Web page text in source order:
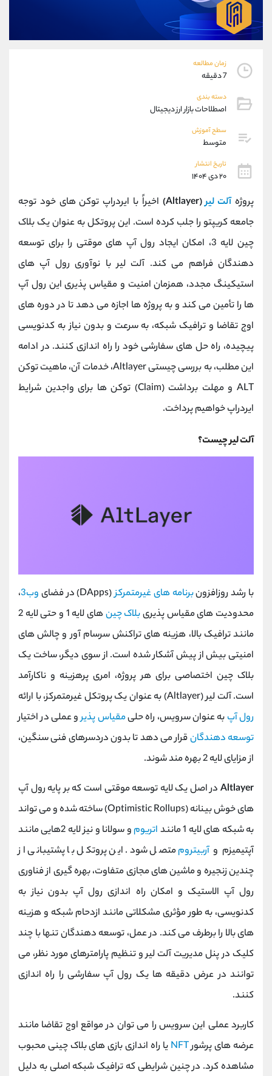
زمان مطالعه
7 دقیقه
دسته بندی
اصطلاحات بازار ارز دیجیتال
سطح آموزش
متوسط
تاریخ انتشار
۲۰ دی ۱۴۰۴
پروژهآلت ‌لیر(Altlayer)
اخیراً با ایردراپ توکن‌ های خود توجه
جامعه کریپتو را جلب کرده است. این پروتکل به عنوان یک بلاک
چین لایه‌ 3، امکان ایجاد رول‌ آپ‌ های موقتی را برای توسعه‌
دهندگان فراهم می‌ کند. آلت ‌لیر با نوآوری رول‌ آپ‌ های
استیکینگ مجدد، همزمان امنیت و مقیاس‌ پذیری این رول ‌آپ‌
ها را تأمین می‌ کند و به پروژه‌ ها اجازه می‌ دهد تا در دوره ‌های
اوج تقاضا و ترافیک شبکه، به سرعت و بدون نیاز به کدنویسی
پیچیده، راه‌ حل ‌های سفارشی خود را راه ‌اندازی کنند. در ادامه
این مطلب، به بررسی چیستی Altlayer، خدمات آن، ماهیت توکن
ALT و مهلت برداشت (Claim) توکن‌ ها برای واجدین شرایط
ایردراپ خواهیم پرداخت.
آلت لیر چیست؟
با رشد روزافزونبرنامه ‌های غیرمتمرکز(DApps) در فضای وب3 ،
محدودیت ‌های مقیاس ‌پذیریبلاک چین
‌های لایه 1 و حتی لایه 2
مانند ترافیک بالا، هزینه ‌های تراکنش سرسام ‌آور و چالش ‌های
امنیتی بیش از پیش آشکار شده است. از سوی دیگر، ساخت یک
بلاک چین اختصاصی برای هر پروژه، امری پرهزینه و ناکارآمد
است. آلت ‌لیر (Altlayer) به عنوان یک پروتکل غیرمتمرکز، با ارائه
رول ‌آپ به عنوان سرویس، راه‌ حلیمقیاس ‌پذیرو عملی در اختیار
توسعه ‌دهندگانقرار می ‌دهد تا بدون دردسرهای فنی سنگین،
از مزایای لایه 2 بهره‌ مند شوند.
Altlayer در اصل یک لایه توسعه موقتی است که بر پایه رول ‌آپ‌
های خوش‌ بینانه (Optimistic Rollups) ساخته شده و می‌ تواند
به شبکه ‌های لایه 1 مانند
اتریوم
و سولانا و نیز لایه 2هایی مانند
آپتیمیزم وآربیتروممتصل شود. این پروتکل با پشتیبانی از
چندین زنجیره و ماشین ‌های مجازی متفاوت، بهره‌ گیری از فناوری
رول ‌آپ الاستیک و امکان راه‌ اندازی رول ‌آپ بدون نیاز به
کدنویسی، به ‌طور مؤثری مشکلاتی مانند ازدحام شبکه و هزینه
‌های بالا را برطرف می‌ کند. در عمل، توسعه‌ دهندگان تنها با چند
کلیک در پنل مدیریت آلت ‌لیر و تنظیم پارامترهای مورد نظر، می
‌توانند در عرض دقیقه ‌ها یک رول ‌آپ سفارشی را راه ‌اندازی
کنند.
کاربرد عملی این سرویس را می ‌توان در مواقع اوج تقاضا مانند
عرضه ‌های پرشورNFT یا راه ‌اندازی بازی‌ های بلاک چینی محبوب
مشاهده کرد. در چنین شرایطی که ترافیک شبکه اصلی به دلیل
واتساپ
تلگرام
پشتیبان فروش
موبایل
اطلاعات تماس
تلفن 021-22021030
021-22021040
بدون پیش شماره
اینستاگرام @alireza.mehrabii
کانال تلگرام @alirezamehrabi_com
@alirezamehrabi_official